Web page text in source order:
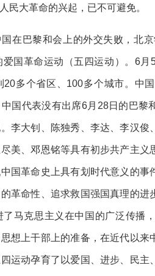
民大革命的兴起，已不可避免。
在巴黎和会上的外交失败，北
国革命运动（五四运动）。6
20多个省区、100多个城市。中
国代表没有出席6月28日的巴黎
李大钊、陈独秀、李达、李汉
美、邓恩铭等具有初步共产主
国革命史上具有划时代意义的
革命性、追求救国强国真理的
马克思主义在中国的广泛传播
想上干部上的准备，在近代以
运动孕育了以爱国、进步、民